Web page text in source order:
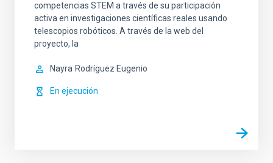
competencias STEM a través de su participación
activa en investigaciones científicas reales usando
telescopios robóticos. A través de la web del
proyecto, la
Nayra Rodríguez Eugenio
En ejecución